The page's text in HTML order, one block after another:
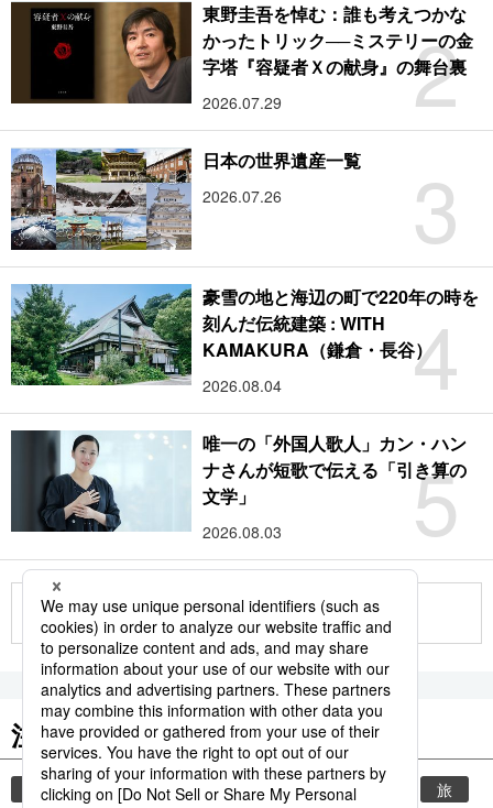
2
東野圭吾を悼む：誰も考えつかな
かったトリック──ミステリーの金
字塔『容疑者Ｘの献身』の舞台裏
2026.07.29
3
日本の世界遺産一覧
2026.07.26
4
豪雪の地と海辺の町で220年の時を
刻んだ伝統建築 : WITH
KAMAKURA（鎌倉・長谷）
2026.08.04
5
唯一の「外国人歌人」カン・ハン
ナさんが短歌で伝える「引き算の
文学」
2026.08.03
もっと見る
注目のキーワード
共同通信ニュース 時事通信ニュース 観光 旅